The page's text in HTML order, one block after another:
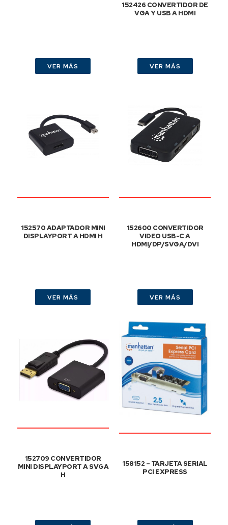
VER MÁS
152426 CONVERTIDOR DE
VGA Y USB A HDMI
VER MÁS
152570 ADAPTADOR MINI
DISPLAYPORT A HDMI H
VER MÁS
152600 CONVERTIDOR
VIDEO USB-C A
HDMI/DP/SVGA/DVI
VER MÁS
152709 CONVERTIDOR
MINI DISPLAYPORT A SVGA
H
158152 – TARJETA SERIAL
PCI EXPRESS